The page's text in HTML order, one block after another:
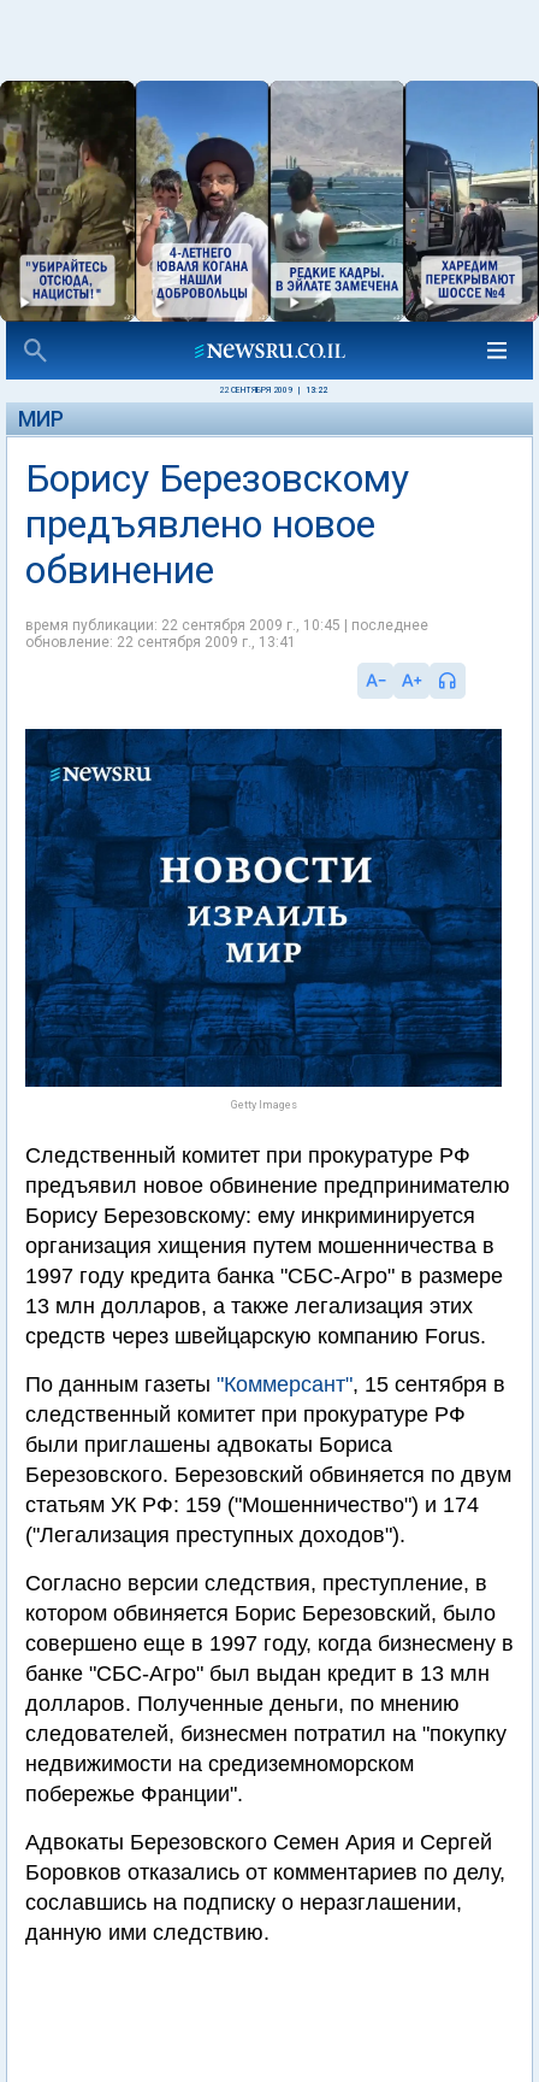
22 СЕНТЯБРЯ 2009 13:22
МИР
Борису Березовскому
предъявлено новое
обвинение
время публикации: 22 сентября 2009 г., 10:45 | последнее
обновление: 22 сентября 2009 г., 13:41
Getty Images
Следственный комитет при прокуратуре РФ
предъявил новое обвинение предпринимателю
Борису Березовскому: ему инкриминируется
организация хищения путем мошенничества в
1997 году кредита банка "СБС-Агро" в размере
13 млн долларов, а также легализация этих
средств через швейцарскую компанию Forus.
По данным газеты "Коммерсант", 15 сентября в
следственный комитет при прокуратуре РФ
были приглашены адвокаты Бориса
Березовского. Березовский обвиняется по двум
статьям УК РФ: 159 ("Мошенничество") и 174
("Легализация преступных доходов").
Согласно версии следствия, преступление, в
котором обвиняется Борис Березовский, было
совершено еще в 1997 году, когда бизнесмену в
банке "СБС-Агро" был выдан кредит в 13 млн
долларов. Полученные деньги, по мнению
следователей, бизнесмен потратил на "покупку
недвижимости на средиземноморском
побережье Франции".
Адвокаты Березовского Семен Ария и Сергей
Боровков отказались от комментариев по делу,
сославшись на подписку о неразглашении,
данную ими следствию.